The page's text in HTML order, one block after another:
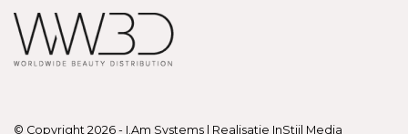
© Copyright 2026 - I.Am Systems | Realisatie InStijl Media